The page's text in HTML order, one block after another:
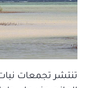
تنتشر تجمعات